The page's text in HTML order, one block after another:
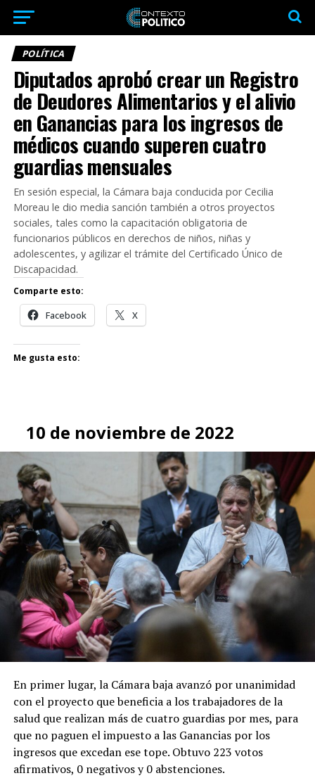
POLÍTICA
Diputados aprobó crear un Registro
de Deudores Alimentarios y el alivio
en Ganancias para los ingresos de
médicos cuando superen cuatro
guardias mensuales
En sesión especial, la Cámara baja conducida por Cecilia
Moreau le dio media sanción también a otros proyectos
sociales, tales como la capacitación obligatoria de
funcionarios públicos en derechos de niños, niñas y
adolescentes, y agilizar el trámite del Certificado Único de
Discapacidad.
Comparte esto:
Facebook X
Me gusta esto:
10 de noviembre de 2022
En primer lugar, la Cámara baja avanzó por unanimidad
con el proyecto que beneficia a los trabajadores de la
salud que realizan más de cuatro guardias por mes, para
que no paguen el impuesto a las Ganancias por los
ingresos que excedan ese tope. Obtuvo 223 votos
afirmativos, 0 negativos y 0 abstenciones.